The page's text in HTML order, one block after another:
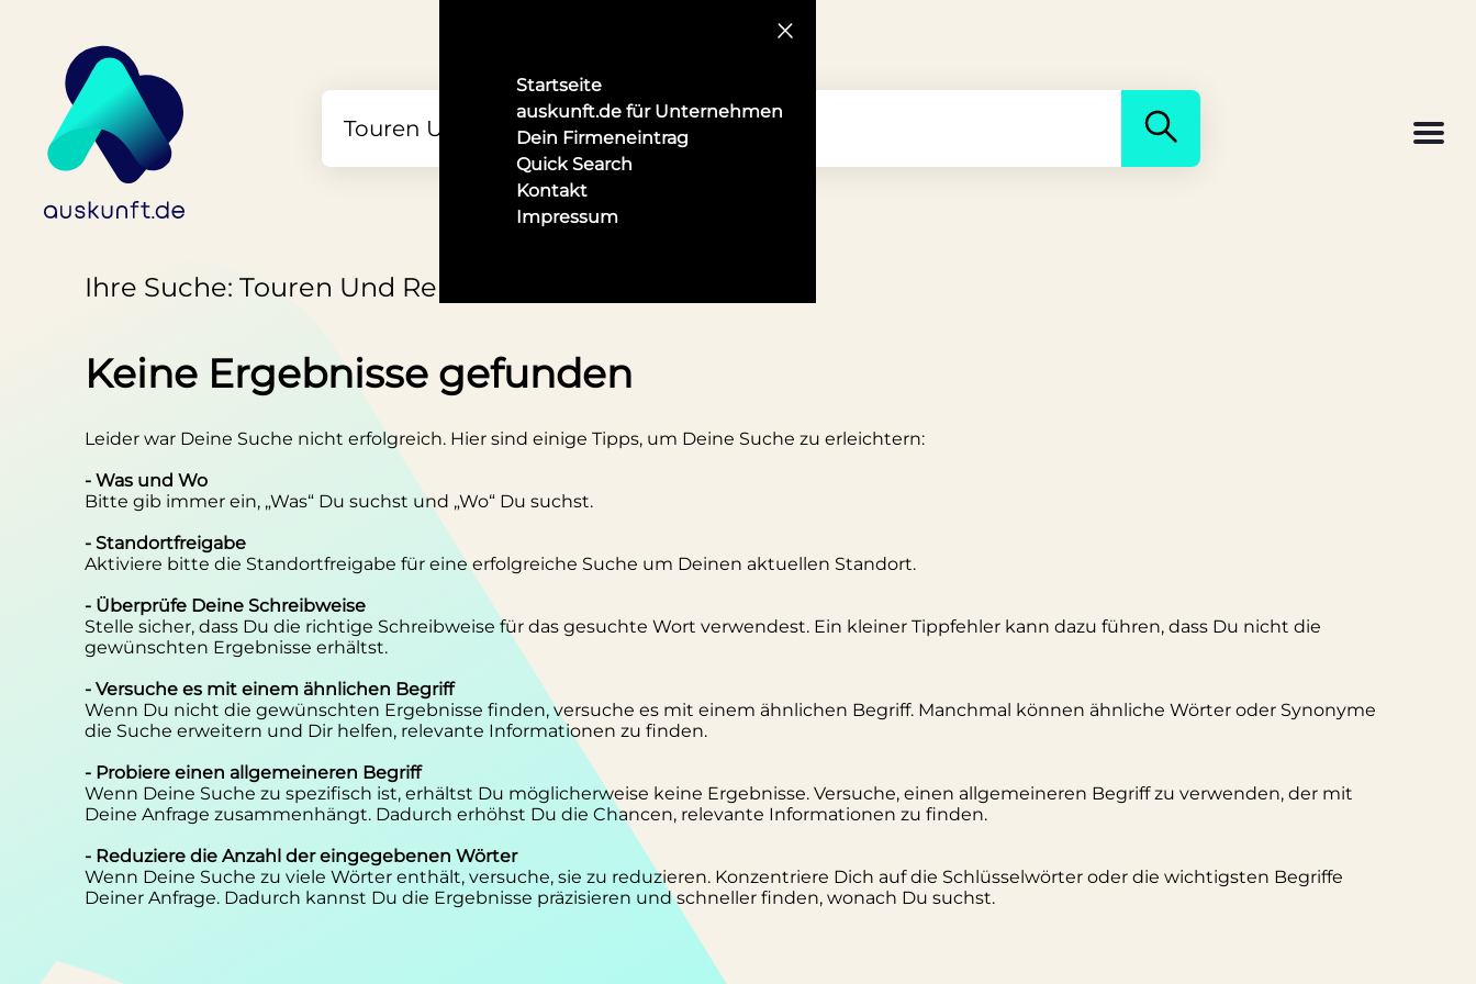
Startseite
auskunft.de für Unternehmen
Dein Firmeneintrag
Quick Search
Kontakt
Impressum
Ihre Suche: Touren Und Reiseanbieter in Bielefeld
Keine Ergebnisse gefunden
Leider war Deine Suche nicht erfolgreich. Hier sind einige Tipps, um Deine Suche zu erleichtern:
- Was und Wo
Bitte gib immer ein, „Was“ Du suchst und „Wo“ Du suchst.
- Standortfreigabe
Aktiviere bitte die Standortfreigabe für eine erfolgreiche Suche um Deinen aktuellen Standort.
- Überprüfe Deine Schreibweise
Stelle sicher, dass Du die richtige Schreibweise für das gesuchte Wort verwendest. Ein kleiner Tippfehler kann dazu führen, dass Du nicht die
gewünschten Ergebnisse erhältst.
- Versuche es mit einem ähnlichen Begriff
Wenn Du nicht die gewünschten Ergebnisse finden, versuche es mit einem ähnlichen Begriff. Manchmal können ähnliche Wörter oder Synonyme
die Suche erweitern und Dir helfen, relevante Informationen zu finden.
- Probiere einen allgemeineren Begriff
Wenn Deine Suche zu spezifisch ist, erhältst Du möglicherweise keine Ergebnisse. Versuche, einen allgemeineren Begriff zu verwenden, der mit
Deine Anfrage zusammenhängt. Dadurch erhöhst Du die Chancen, relevante Informationen zu finden.
- Reduziere die Anzahl der eingegebenen Wörter
Wenn Deine Suche zu viele Wörter enthält, versuche, sie zu reduzieren. Konzentriere Dich auf die Schlüsselwörter oder die wichtigsten Begriffe
Deiner Anfrage. Dadurch kannst Du die Ergebnisse präzisieren und schneller finden, wonach Du suchst.